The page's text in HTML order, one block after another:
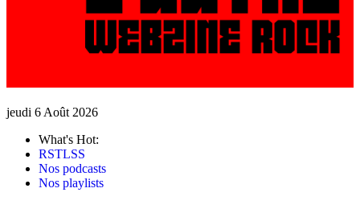
jeudi 6 Août 2026
What's Hot:
RSTLSS
Nos podcasts
Nos playlists